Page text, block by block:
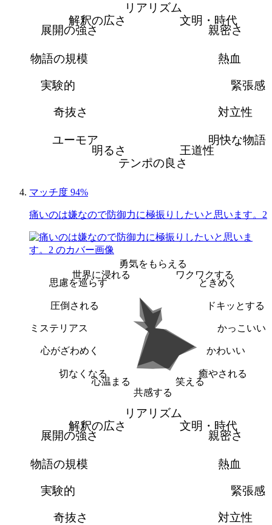
リアリズム
文明・時代
親密さ
熱血
緊張感
対立性
明快な物語
王道性
テンポの良さ
明るさ
ユーモア
奇抜さ
実験的
物語の規模
展開の強さ
解釈の広さ
マッチ度 94%
痛いのは嫌なので防御力に極振りしたいと思います。2
勇気をもらえる
ワクワクする
ときめく
ドキッとする
かっこいい
かわいい
癒やされる
笑える
共感する
心温まる
切なくなる
心がざわめく
ミステリアス
圧倒される
思慮を巡らす
世界に浸れる
リアリズム
文明・時代
親密さ
熱血
緊張感
対立性
奇抜さ
実験的
物語の規模
展開の強さ
解釈の広さ